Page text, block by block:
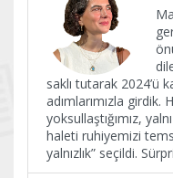
saklı tutarak 2024’ü
adımlarımızla
yoksullaştığımız,
haleti ruhiyemizi
yalnızlık” seçildi.